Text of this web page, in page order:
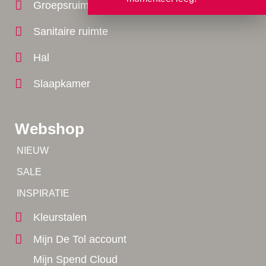
Webshop
NIEUW
SALE
INSPIRATIE
Kleurstalen
Mijn De Tol account
Mijn Spend Cloud
Groepsruimte
Sanitaire ruimte
Hal
Slaapkamer